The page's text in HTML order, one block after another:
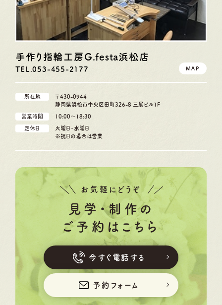
手作り指輪工房G.festa浜松店
TEL.053-455-2177 MAP
所在地
〒430-0944
静岡県浜松市中央区田町326-8 三展ビル1F
営業時間 10:00〜18:30
定休日
火曜日・水曜日
※祝日の場合は営業
お気軽にどうぞ
見学・制作の
ご予約はこちら
今すぐ電話する
予約フォーム